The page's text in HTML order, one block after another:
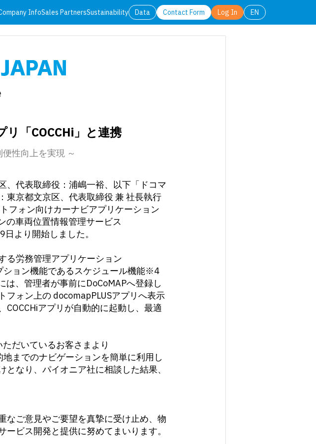
InfoSales PartnersSustainability Data Contact Form Log In EN
日本語
「COCCHi」と連携
性向上を実現 ～
代表取締役：浦嶋一裕、以下「ドコマ
東京都文京区、代表取締役 兼 社長執行
フォン向けカーナビアプリケーション
の車両位置情報管理サービス
より開始しました。
る労務管理アプリケーション
ション機能であるスケジュール機能※4
は、管理者が事前にDoCoMAPへ登録し
フォン上の docomapPLUSアプリへ表示
アプリが自動的に起動し、最適
だいているお客さまより
までのナビゲーションを簡単に利用し
なり、パイオニア社に相談した結果、
ご意見やご要望を真摯に受け止め、物
ビス開発と提供に努めてまいります。